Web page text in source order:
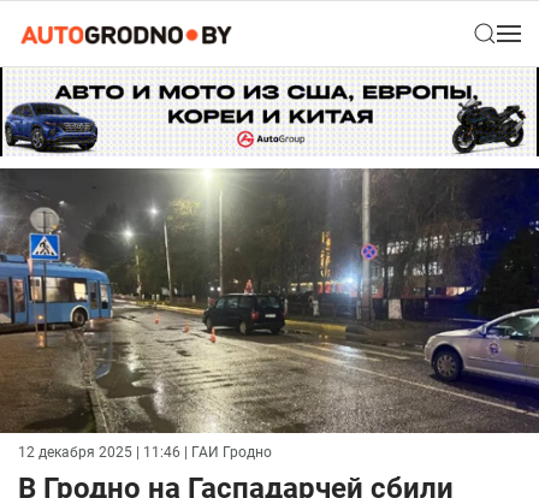
12 декабря 2025 | 11:46 | ГАИ Гродно
В Гродно на Гаспадарчей сбили